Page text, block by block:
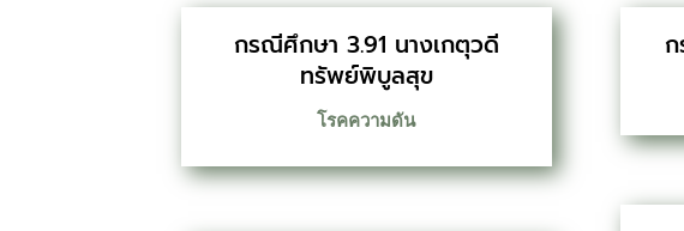
กรณีศึกษา 3.91 นางเกตุวดี
ทรัพย์พิบูลสุข
โรคความดัน